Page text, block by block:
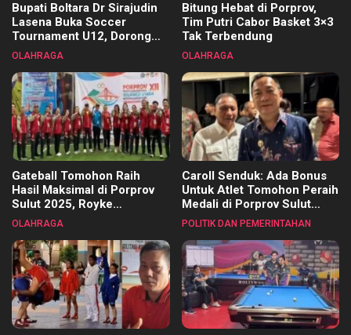
Bupati Boltara Dr Sirajudin
Lasena Buka Soccer
Tournament U12, Dorong
Pembinaan Merata di Setiap
OLAHRAGA
Bitung Hebat di Porprov,
Tim Putri Cabor Basket 3×3
Tak Terbendung
OLAHRAGA
Gateball Tomohon Raih
Hasil Maksimal di Porprov
Sulut 2025, Royke
Tangkawarouw Ucapkan
OLAHRAGA
Caroll Senduk: Ada Bonus
Untuk Atlet Tomohon Peraih
Medali di Porprov Sulut
2025
POLITIK DAN PEMERINTAHAN